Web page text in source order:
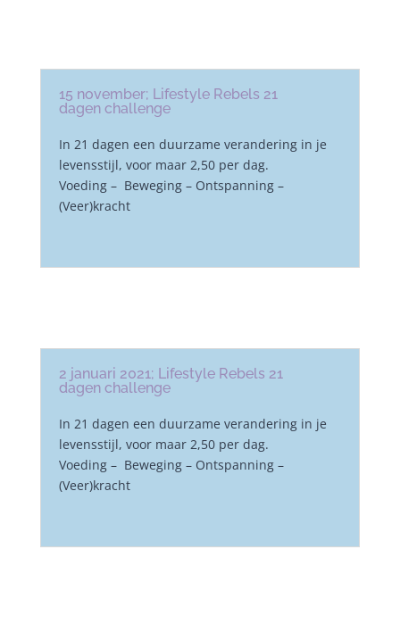
15 november; Lifestyle Rebels 21
dagen challenge
In 21 dagen een duurzame verandering in je
levensstijl, voor maar 2,50 per dag.
Voeding – Beweging – Ontspanning –
(Veer)kracht
2 januari 2021; Lifestyle Rebels 21
dagen challenge
In 21 dagen een duurzame verandering in je
levensstijl, voor maar 2,50 per dag.
Voeding – Beweging – Ontspanning –
(Veer)kracht